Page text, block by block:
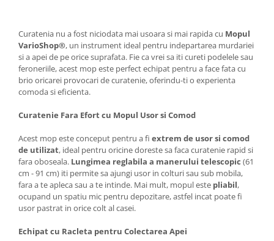
Curatenia nu a fost niciodata mai usoara si mai rapida cu Mopul
VarioShop®, un instrument ideal pentru indepartarea murdariei
si a apei de pe orice suprafata. Fie ca vrei sa iti cureti podelele sau
feroneriile, acest mop este perfect echipat pentru a face fata cu
brio oricarei provocari de curatenie, oferindu-ti o experienta
comoda si eficienta.
Curatenie Fara Efort cu Mopul Usor si Comod
Acest mop este conceput pentru a fi extrem de usor si comod
de utilizat, ideal pentru oricine doreste sa faca curatenie rapid si
fara oboseala. Lungimea reglabila a manerului telescopic (61
cm - 91 cm) iti permite sa ajungi usor in colturi sau sub mobila,
fara a te apleca sau a te intinde. Mai mult, mopul este pliabil,
ocupand un spatiu mic pentru depozitare, astfel incat poate fi
usor pastrat in orice colt al casei.
Echipat cu Racleta pentru Colectarea Apei